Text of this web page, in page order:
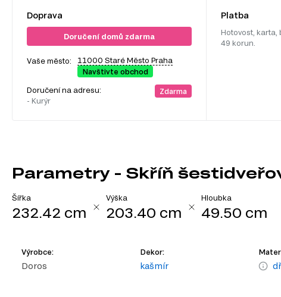
Doprava
Doručení domů zdarma
Vaše město:
11000 Staré Město Praha
Navštivte obchod
Doručení na adresu:
- Kurýr
Zdarma
Platba
Hotovost, karta,
49 korun.
Parametry - Skříň
Šířka
232.42 cm
Výška
203.40 cm
Hloubka
49.50 cm
Výrobce:
Doros
Dekor:
kašmír